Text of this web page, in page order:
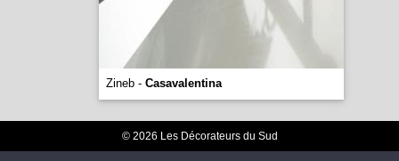
Zineb - Casavalentina
© 2026 Les Décorateurs du Sud